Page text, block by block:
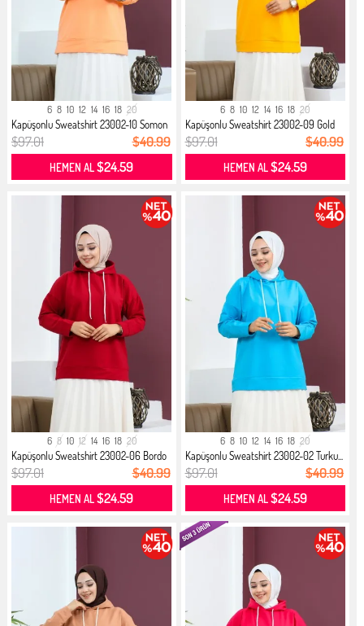
6 8 10 12 14 16 18 20
Kapüşonlu Sweatshirt 23002-10 Somon
$97.01 $40.99
HEMEN AL$24.59
6 8 10 12 14 16 18 20
Kapüşonlu Sweatshirt 23002-09 Gold
$97.01 $40.99
HEMEN AL$24.59
6 8 10 12 14 16 18 20
Kapüşonlu Sweatshirt 23002-06 Bordo
$97.01 $40.99
HEMEN AL$24.59
6 8 10 12 14 16 18 20
Kapüşonlu Sweatshirt 23002-02 Turku...
$97.01 $40.99
HEMEN AL$24.59